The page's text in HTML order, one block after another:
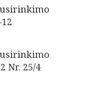
Nr. 25/4